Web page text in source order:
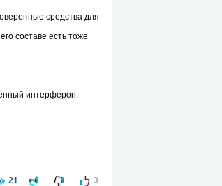
средства для
составе есть тоже
интерферон.
21 3